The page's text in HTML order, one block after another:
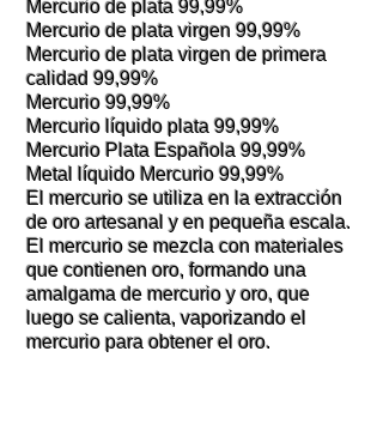
Mercurio de plata 99,99%
Mercurio de plata virgen 99,99%
Mercurio de plata virgen de primera
calidad 99,99%
Mercurio 99,99%
Mercurio líquido plata 99,99%
Mercurio Plata Española 99,99%
Metal líquido Mercurio 99,99%
El mercurio se utiliza en la extracción
de oro artesanal y en pequeña escala.
El mercurio se mezcla con materiales
que contienen oro, formando una
amalgama de mercurio y oro, que
luego se calienta, vaporizando el
mercurio para obtener el oro.